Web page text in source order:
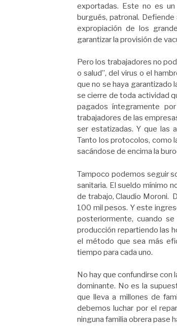
exportadas. Este no es un
burgués, patronal.
expropiación de los
garantizar la provisión de
Pero los trabajadores no
o salud”, del virus o el
que no se haya garantizado
se cierre de toda actividad
pagados íntegramente
trabajadores de las
ser estatizadas. Y que las
Tanto los protocolos, como
sacándose de encima la
Tampoco podemos seguir
sanitaria. El sueldo mínimo
de trabajo, Claudio Moroni.
100 mil pesos. Y este
posteriormente, cuando
producción repartiendo las
el método que sea más
tiempo para cada uno.
No hay que confundirse con
dominante. No es la
que lleva a millones de
debemos luchar por el
ninguna familia obrera pase